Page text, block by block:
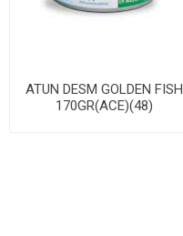
ATUN DESM GOLDEN FISH
170GR(ACE)(48)